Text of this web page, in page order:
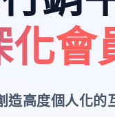
化會
造高度個人化的